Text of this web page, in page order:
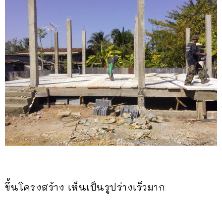
ขึ้นโครงสร้าง เห็นเป็นรูปร่างเร็วมาก